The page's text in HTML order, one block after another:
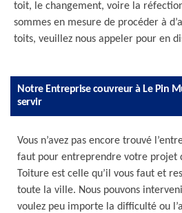
toit, le changement, voire la
sommes en mesure de procéder à
toits, veuillez nous appeler pour en
Notre Entreprise couvreur à Le Pin
servir
Vous n’avez pas encore trouvé
faut pour entreprendre votre projet
Toiture est celle qu’il vous faut et
toute la ville. Nous pouvons
voulez peu importe la difficulté ou